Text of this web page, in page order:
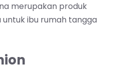
merupakan produk
ibu rumah tangga